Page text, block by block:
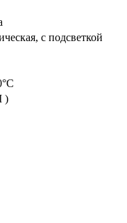
с подсветкой
)